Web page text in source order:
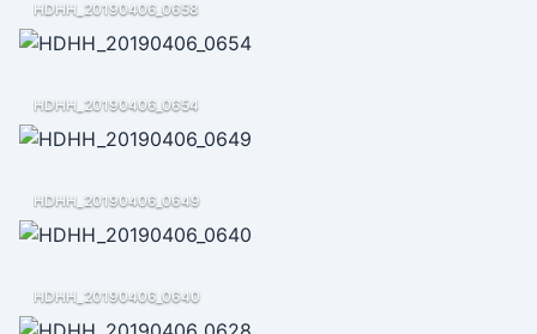
HDHH_20190406_0658
HDHH_20190406_0654
HDHH_20190406_0649
HDHH_20190406_0640